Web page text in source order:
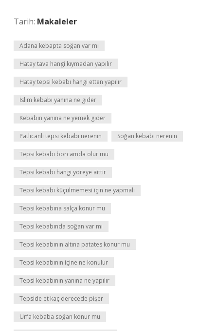
Tarih: Makaleler
Adana kebapta soğan var mı
Hatay tava hangi kıymadan yapılır
Hatay tepsi kebabı hangi etten yapılır
İslim kebabı yanına ne gider
Kebabın yanına ne yemek gider
Patlıcanlı tepsi kebabı nerenin Soğan kebabı nerenin
Tepsi kebabı borcamda olur mu
Tepsi kebabı hangi yöreye aittir
Tepsi kebabı küçülmemesi için ne yapmalı
Tepsi kebabına salça konur mu
Tepsi kebabında soğan var mı
Tepsi kebabının altına patates konur mu
Tepsi kebabının içine ne konulur
Tepsi kebabının yanına ne yapılır
Tepside et kaç derecede pişer
Urfa kebaba soğan konur mu